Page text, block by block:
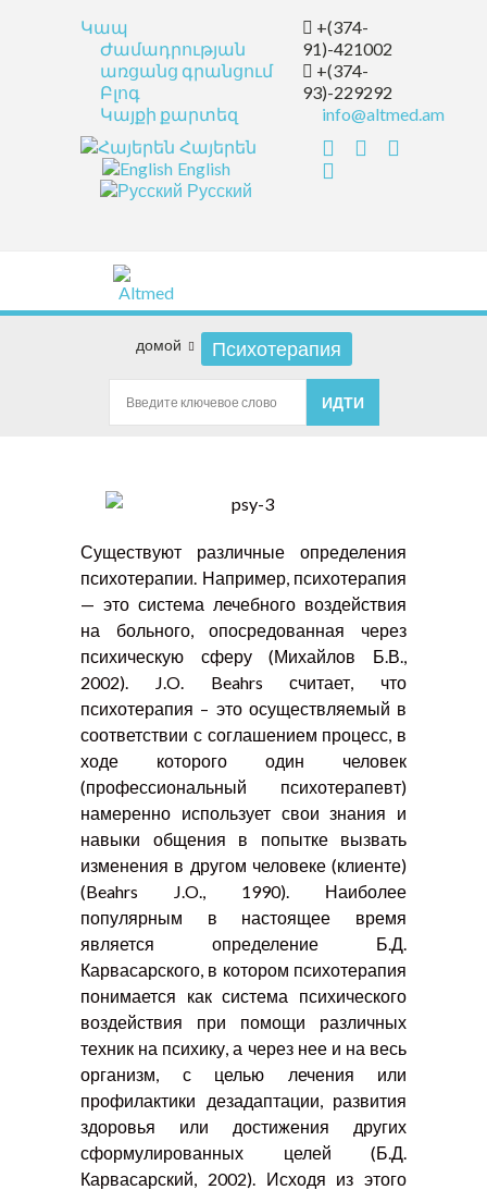
Կապ
Ժամադրության
առցանց գրանցում
Բլոգ
Կայքի քարտեզ
Հայերեն
English
Русский
+(374-
91)-421002
+(374-
93)-229292
info@altmed.am
домой Психотерапия
Существуют различные определения
психотерапии. Например, психотерапия
— это система лечебного воздействия
на больного, опосредованная через
психическую сферу (Михайлов Б.В.,
2002). J.O. Beahrs считает, что
психотерапия – это осуществляемый в
соответствии с соглашением процесс, в
ходе которого один человек
(профессиональный психотерапевт)
намеренно использует свои знания и
навыки общения в попытке вызвать
изменения в другом человеке (клиенте)
(Beahrs J.O., 1990). Наиболее
популярным в настоящее время
является определение Б.Д.
Карвасарского, в котором психотерапия
понимается как система психического
воздействия при помощи различных
техник на психику, а через нее и на весь
организм, с целью лечения или
профилактики дезадаптации, развития
здоровья или достижения других
сформулированных целей (Б.Д.
Карвасарский, 2002). Исходя из этого